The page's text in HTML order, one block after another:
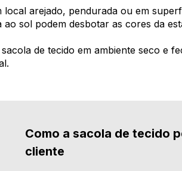
arejado, pendurada ou em
sol podem desbotar as cores da
de tecido em ambiente seco e
Como a sacola de tecido
cliente